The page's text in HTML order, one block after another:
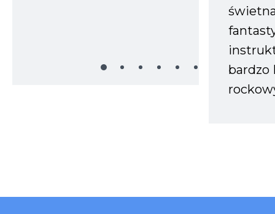
bardzo